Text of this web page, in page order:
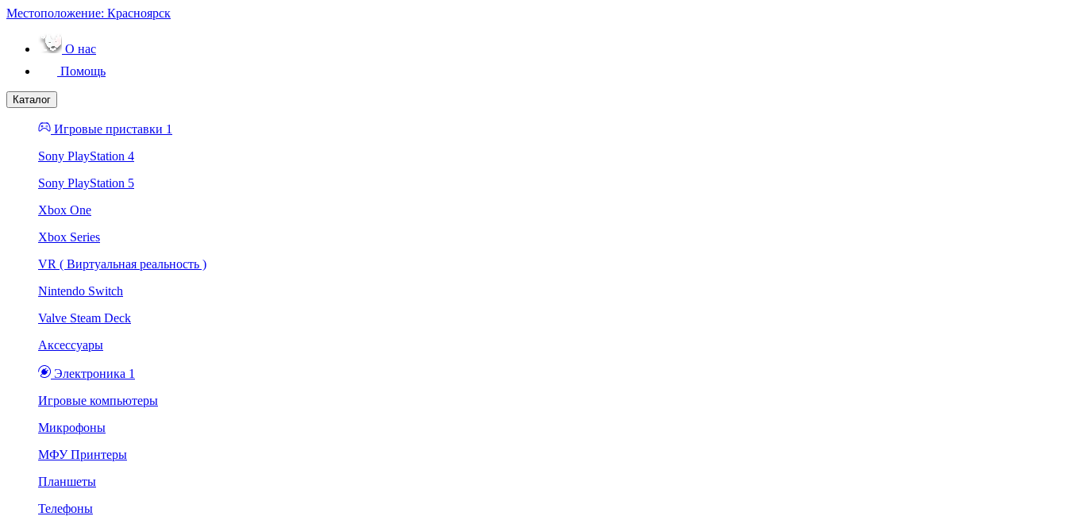
Местоположение: Красноярск
О нас
Помощь
Каталог
Игровые приставки 1
Sony PlayStation 4
Sony PlayStation 5
Xbox One
Xbox Series
VR ( Виртуальная реальность )
Nintendo Switch
Valve Steam Deck
Аксессуары
Электроника 1
Игровые компьютеры
Микрофоны
МФУ Принтеры
Планшеты
Телефоны